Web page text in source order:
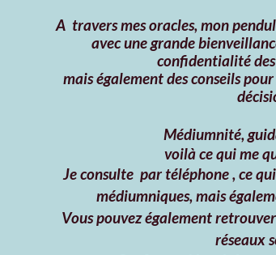
A travers mes oracles, mon
avec une grande
confidentialité
mais également des conseils
Médiumnité,
voilà ce qui me
Je consulte par téléphone , ce
médiumniques, mais
Vous pouvez également
réseaux